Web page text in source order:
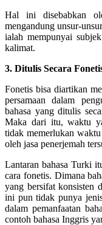
Hal ini disebabkan
mengandung unsur-
ialah mempunyai
kalimat.
3. Ditulis Secara
Fonetis bisa diartikan
persamaan dalam
bahasa yang ditulis
Maka dari itu, waktu
tidak memerlukan
oleh jasa penerjemah
Lantaran bahasa Turki
cara fonetis. Dimana
yang bersifat konsisten
ini pun tidak punya
dalam pemanfaatan
contoh bahasa Inggris